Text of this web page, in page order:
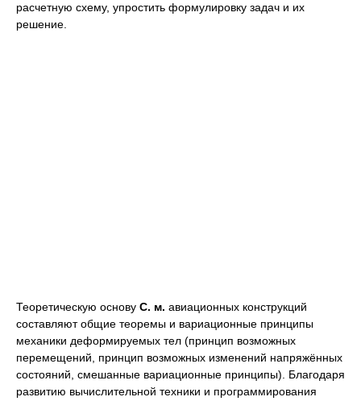
расчетную схему, упростить формулировку задач и их
решение.
Теоретическую основу С. м. авиационных конструкций
составляют общие теоремы и вариационные принципы
механики деформируемых тел (принцип возможных
перемещений, принцип возможных изменений напряжённых
состояний, смешанные вариационные принципы). Благодаря
развитию вычислительной техники и программирования